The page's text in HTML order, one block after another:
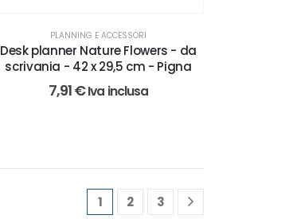
PLANNING E ACCESSORI
Desk planner Nature Flowers - da
scrivania - 42 x 29,5 cm - Pigna
7,91€Iva inclusa
1 2 3